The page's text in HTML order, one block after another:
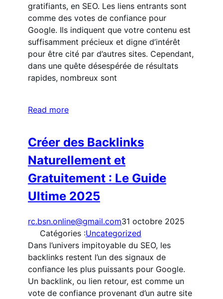
gratifiants, en SEO. Les liens entrants sont
comme des votes de confiance pour
Google. Ils indiquent que votre contenu est
suffisamment précieux et digne d’intérêt
pour être cité par d’autres sites. Cependant,
dans une quête désespérée de résultats
rapides, nombreux sont
Read more
Créer des Backlinks
Naturellement et
Gratuitement : Le Guide
Ultime 2025
rc.bsn.online@gmail.com31 octobre 2025
Catégories :Uncategorized
Dans l’univers impitoyable du SEO, les
backlinks restent l’un des signaux de
confiance les plus puissants pour Google.
Un backlink, ou lien retour, est comme un
vote de confiance provenant d’un autre site